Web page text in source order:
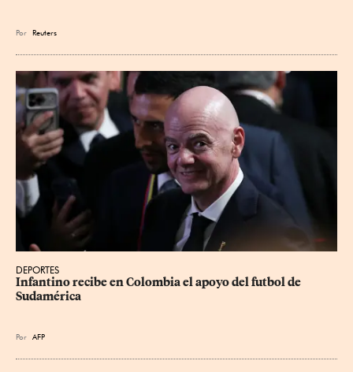
Por Reuters
DEPORTES
Infantino recibe en Colombia el apoyo del futbol de
Sudamérica
Por AFP